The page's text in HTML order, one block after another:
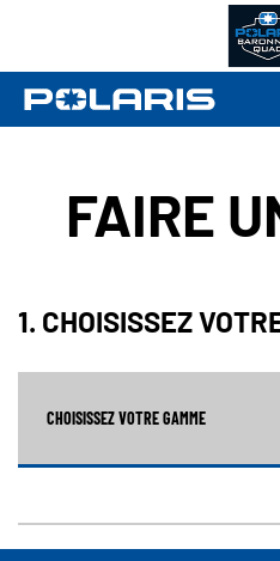
FAIRE
1. CHOISISSEZ
CHOISISSEZ VOTRE GAMME